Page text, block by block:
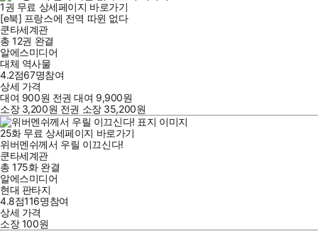
1권 무료 상세페이지 바로가기
[e북] 프랑스에 전역 따윈 없다
쿤타세계관
총 12권 완결
알에스미디어
대체 역사물
4.2점67명참여
상세 가격
대여 900원 전권 대여 9,900원
소장 3,200원 전권 소장 35,200원
25화 무료 상세페이지 바로가기
위버멘쉬께서 우릴 이끄신다!
쿤타세계관
총 175화 완결
알에스미디어
현대 판타지
4.8점116명참여
상세 가격
소장100원